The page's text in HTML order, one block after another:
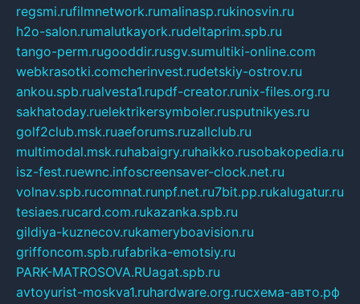
regsmi.rufilmnetwork.rumalinasp.rukinosvin.ru
h2o-salon.rumalutkayork.rudeltaprim.spb.ru
tango-perm.rugooddir.rusgv.sumultiki-online.com
webkrasotki.comcherinvest.rudetskiy-ostrov.ru
ankou.spb.rualvesta1.rupdf-creator.runix-files.org.ru
sakhatoday.ruelektrikersymboler.rusputnikyes.ru
golf2club.msk.ruaeforums.ruzallclub.ru
multimodal.msk.ruhabaigry.ruhaikko.rusobakopedia.ru
isz-fest.ruewnc.infoscreensaver-clock.net.ru
volnav.spb.rucomnat.runpf.net.ru7bit.pp.rukalugatur.ru
tesiaes.rucard.com.rukazanka.spb.ru
gildiya-kuznecov.rukameryboavision.ru
griffoncom.spb.rufabrika-emotsiy.ru
PARK-MATROSOVA.RUagat.spb.ru
avtoyurist-moskva1.ruhardware.org.ruсхема-авто.рф